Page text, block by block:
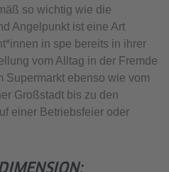
so wichtig wie die
Angelpunkt ist eine Art
in spe bereits in ihrer
vom Alltag in der Fremde
Supermarkt ebenso wie vom
Großstadt bis zu den
einer Betriebsfeier oder